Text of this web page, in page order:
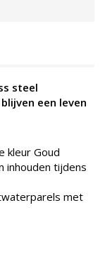
steel
een leven
kleur Goud
inhouden tijdens
met